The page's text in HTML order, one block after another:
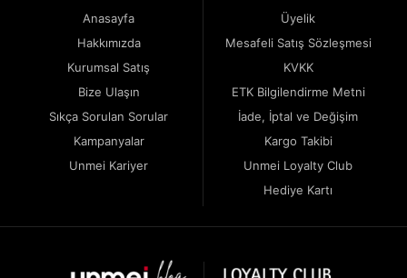
Anasayfa
Hakkımızda
Kurumsal Satış
Bize Ulaşın
Sıkça Sorulan Sorular
Kampanyalar
Unmei Kariyer
Üyelik
Mesafeli Satış Sözleşmesi
KVKK
ETK Bilgilendirme Metni
İade, İptal ve Değişim
Kargo Takibi
Unmei Loyalty Club
Hediye Kartı